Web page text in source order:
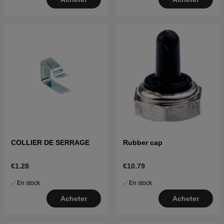
COLLIER DE SERRAGE
€1.28
En stock
Acheter
Rubber cap
€10.79
En stock
Acheter